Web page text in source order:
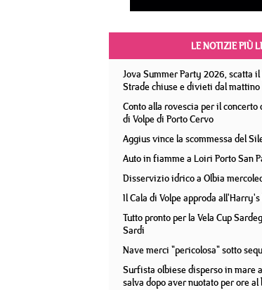
LE NOTIZIE PIÙ
Jova Summer Party 2026, scatta
Strade chiuse e divieti dal mattino
Conto alla rovescia per il concerto
di Volpe di Porto Cervo
Aggius vince la scommessa del
Auto in fiamme a Loiri Porto San
Disservizio idrico a Olbia
Il Cala di Volpe approda
Tutto pronto per la Vela Cup
Sardi
Nave merci "pericolosa" sotto
Surfista olbiese disperso in mare
salva dopo aver nuotato per ore al